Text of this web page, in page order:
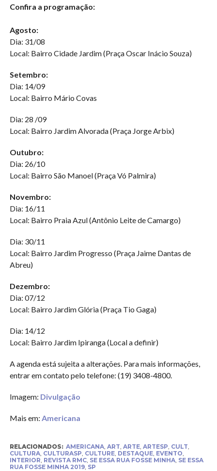
Confira a programação:
Agosto:
Dia: 31/08
Local: Bairro Cidade Jardim (Praça Oscar Inácio Souza)
Setembro:
Dia: 14/09
Local: Bairro Mário Covas
Dia: 28 /09
Local: Bairro Jardim Alvorada (Praça Jorge Arbix)
Outubro:
Dia: 26/10
Local: Bairro São Manoel (Praça Vó Palmira)
Novembro:
Dia: 16/11
Local: Bairro Praia Azul (Antônio Leite de Camargo)
Dia: 30/11
Local: Bairro Jardim Progresso (Praça Jaime Dantas de
Abreu)
Dezembro:
Dia: 07/12
Local: Bairro Jardim Glória (Praça Tio Gaga)
Dia: 14/12
Local: Bairro Jardim Ipiranga (Local a definir)
A agenda está sujeita a alterações. Para mais informações,
entrar em contato pelo telefone: (19) 3408-4800.
Imagem: Divulgação
Mais em: Americana
RELACIONADOS: AMERICANA, ART ARTE, ARTESP CULT
CULTURA, CULTURASP CULTURE, DESTAQUE, EVENTO
INTERIOR REVISTA RMC, SE ESSA RUA FOSSE MINHA, SE ESSA
RUA FOSSE MINHA 2019, SP